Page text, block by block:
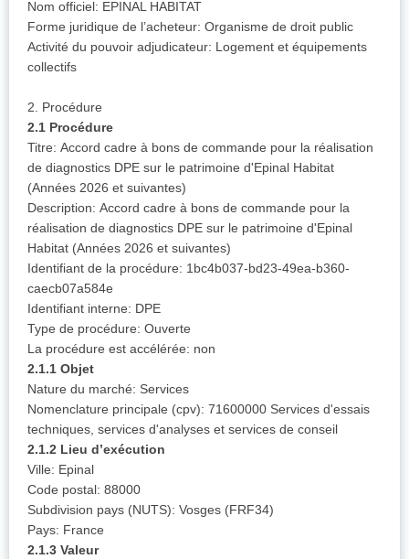
Nom officiel: EPINAL HABITAT
Forme juridique de l’acheteur: Organisme de droit public
Activité du pouvoir adjudicateur: Logement et équipements
collectifs
2. Procédure
2.1 Procédure
Titre: Accord cadre à bons de commande pour la réalisation
de diagnostics DPE sur le patrimoine d'Epinal Habitat
(Années 2026 et suivantes)
Description: Accord cadre à bons de commande pour la
réalisation de diagnostics DPE sur le patrimoine d'Epinal
Habitat (Années 2026 et suivantes)
Identifiant de la procédure: 1bc4b037-bd23-49ea-b360-
caecb07a584e
Identifiant interne: DPE
Type de procédure: Ouverte
La procédure est accélérée: non
2.1.1 Objet
Nature du marché: Services
Nomenclature principale (cpv): 71600000 Services d'essais
techniques, services d'analyses et services de conseil
2.1.2 Lieu d’exécution
Ville: Epinal
Code postal: 88000
Subdivision pays (NUTS): Vosges (FRF34)
Pays: France
2.1.3 Valeur